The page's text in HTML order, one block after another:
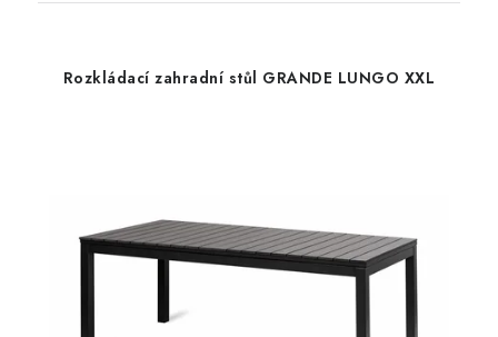
Rozkládací zahradní stůl GRANDE LUNGO XXL